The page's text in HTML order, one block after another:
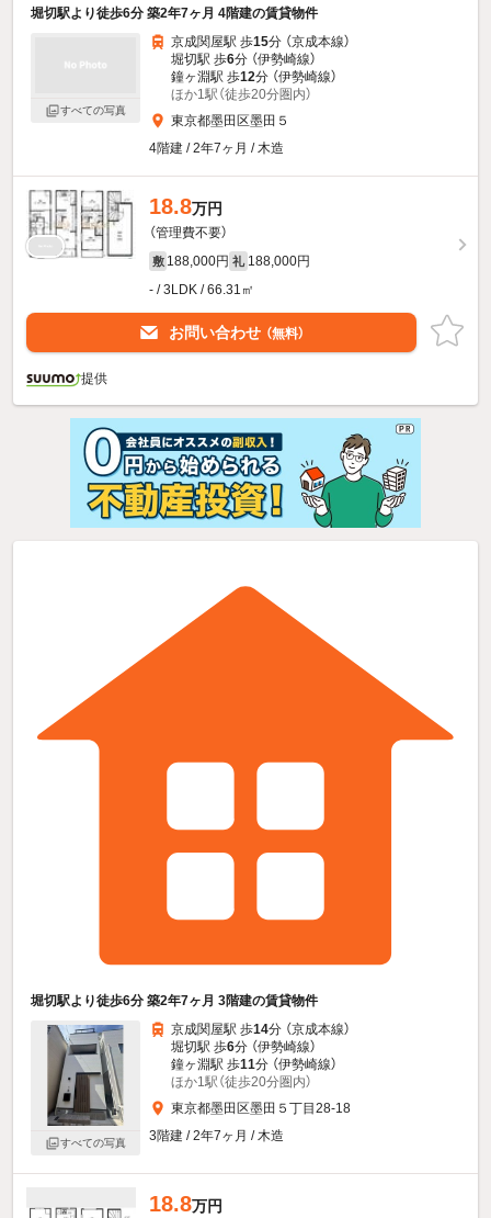
堀切駅より徒歩6分 築2年7ヶ月 4階建の賃貸物件
すべての写真
京成関屋駅 歩15分 （京成本線）
堀切駅 歩6分 （伊勢崎線）
鐘ヶ淵駅 歩12分 （伊勢崎線）
ほか1駅（徒歩20分圏内）
東京都墨田区墨田５
4階建 / 2年7ヶ月 / 木造
18.8万円
（管理費不要）
敷 188,000円 礼 188,000円
- / 3LDK / 66.31㎡
お問い合わせ （無料）
提供
堀切駅より徒歩6分 築2年7ヶ月 3階建の賃貸物件
すべての写真
京成関屋駅 歩14分 （京成本線）
堀切駅 歩6分 （伊勢崎線）
鐘ヶ淵駅 歩11分 （伊勢崎線）
ほか1駅（徒歩20分圏内）
東京都墨田区墨田５丁目28-18
3階建 / 2年7ヶ月 / 木造
18.8万円